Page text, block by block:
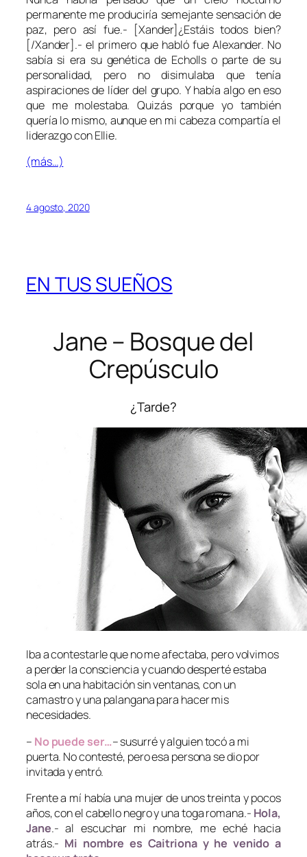
permanente me produciría semejante sensación de
paz, pero así fue.- [Xander]¿Estáis todos bien?
[/Xander].- el primero que habló fue Alexander. No
sabía si era su genética de Echolls o parte de su
personalidad, pero no disimulaba que tenía
aspiraciones de líder del grupo. Y había algo en eso
que me molestaba. Quizás porque yo también
quería lo mismo, aunque en mi cabeza compartía el
liderazgo con Ellie.
(más…)
4 agosto, 2020
EN TUS SUEÑOS
Jane – Bosque del
Crepúsculo
¿Tarde?
Iba a contestarle que no me afectaba, pero volvimos
a perder la consciencia y cuando desperté estaba
sola en una habitación sin ventanas, con un
camastro y una palangana para hacer mis
necesidades.
– No puede ser…– susurré y alguien tocó a mi
puerta. No contesté, pero esa persona se dio por
invitada y entró.
Frente a mí había una mujer de unos treinta y pocos
años, con el cabello negro y una toga romana.- Hola,
Jane.- al escuchar mi nombre, me eché hacia
atrás.- Mi nombre es Caitriona y he venido a